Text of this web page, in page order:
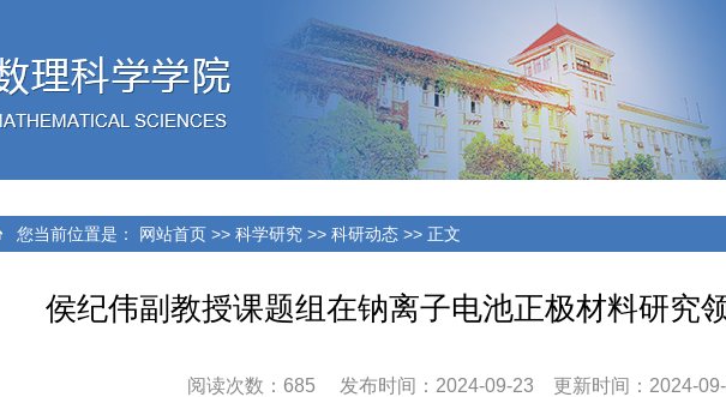
您当前位置是： 网站首页 >> 科学研究 >> 科研动态 >> 正文
侯纪伟副教授课题组在钠离子电池正极材料研究
阅读次数： 685 发布时间：2024-09-23 更新时间：2024-